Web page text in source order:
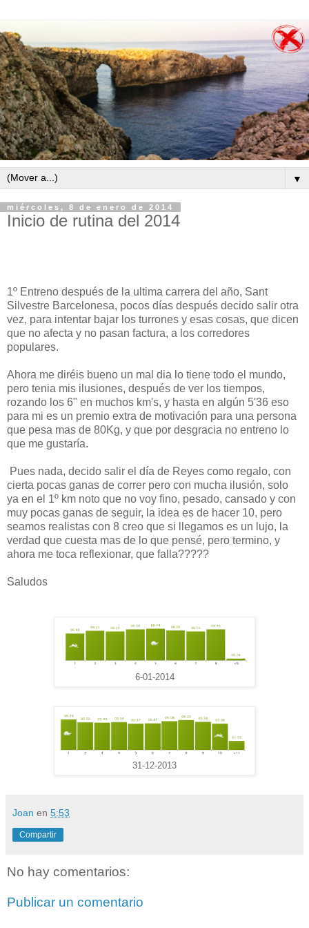
▼
miércoles, 8 de enero de 2014
Inicio de rutina del 2014
1º Entreno después de la ultima carrera del año, Sant
Silvestre Barcelonesa, pocos días después decido salir otra
vez, para intentar bajar los turrones y esas cosas, que dicen
que no afecta y no pasan factura, a los corredores
populares.
Ahora me diréis bueno un mal dia lo tiene todo el mundo,
pero tenia mis ilusiones, después de ver los tiempos,
rozando los 6" en muchos km's, y hasta en algún 5'36 eso
para mi es un premio extra de motivación para una persona
que pesa mas de 80Kg, y que por desgracia no entreno lo
que me gustaría.
Pues nada, decido salir el día de Reyes como regalo, con
cierta pocas ganas de correr pero con mucha ilusión, solo
ya en el 1º km noto que no voy fino, pesado, cansado y con
muy pocas ganas de seguir, la idea es de hacer 10, pero
seamos realistas con 8 creo que si llegamos es un lujo, la
verdad que cuesta mas de lo que pensé, pero termino, y
ahora me toca reflexionar, que falla?????
Saludos
6-01-2014
31-12-2013
Joan en 5:53
Compartir
No hay comentarios:
Publicar un comentario